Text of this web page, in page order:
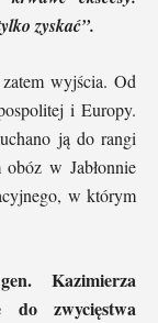
zyskać”.
wyjścia. Od
i Europy.
ją do rangi
w Jabłonnie
w którym
Kazimierza
do zwycięstwa